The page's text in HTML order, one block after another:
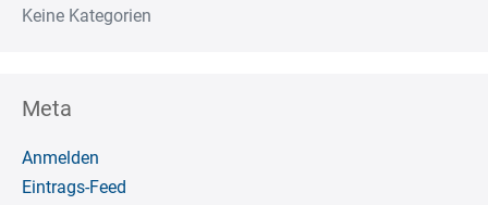
Keine Kategorien
Meta
Anmelden
Eintrags-Feed